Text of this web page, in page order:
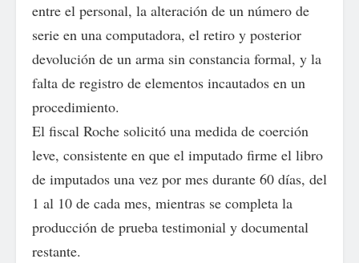
entre el personal, la alteración de un número de
serie en una computadora, el retiro y posterior
devolución de un arma sin constancia formal, y la
falta de registro de elementos incautados en un
procedimiento.
El fiscal Roche solicitó una medida de coerción
leve, consistente en que el imputado firme el libro
de imputados una vez por mes durante 60 días, del
1 al 10 de cada mes, mientras se completa la
producción de prueba testimonial y documental
restante.